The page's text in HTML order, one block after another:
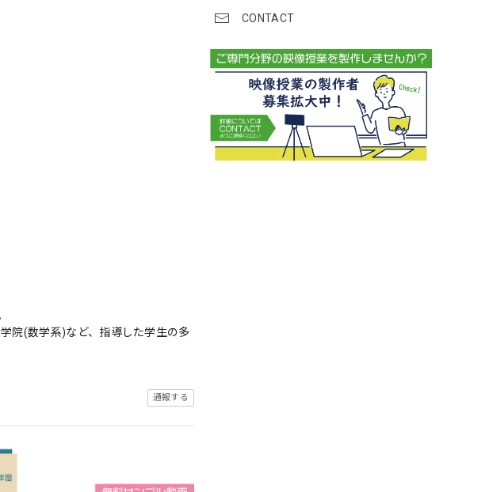
CONTACT
院(数学系)など、指導した学生の多
通報する